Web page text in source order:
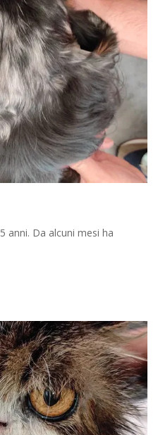
anni. Da alcuni mesi ha